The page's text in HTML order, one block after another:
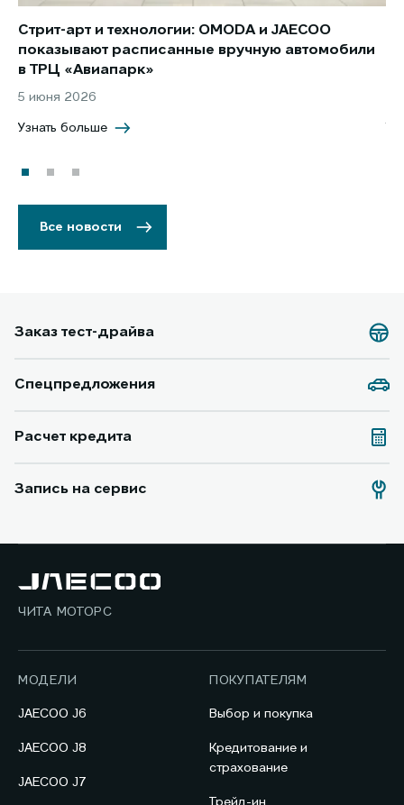
Стрит-арт и технологии: OMODA и JAECOO
показывают расписанные вручную автомобили
в ТРЦ «Авиапарк»
5 июня 2026
Узнать больше
Все новости
Заказ тест-драйва
Спецпредложения
Расчет кредита
Запись на сервис
ЧИТА МОТОРС
МОДЕЛИ
JAECOO J6
JAECOO J8
JAECOO J7
ПОКУПАТЕЛЯМ
Выбор и покупка
Кредитование и
страхование
Трейд-ин